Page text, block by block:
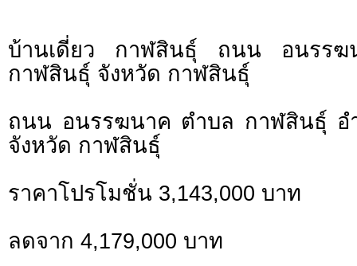
บ้านเดี่ยว กาฬสินธุ์ ถนน อนรรฆ
กาฬสินธุ์ จังหวัด กาฬสินธุ์
ถนน อนรรฆนาค ตำบล กาฬสินธุ์ อ
จังหวัด กาฬสินธุ์
ราคาโปรโมชั่น 3,143,000 บาท
ลดจาก 4,179,000 บาท